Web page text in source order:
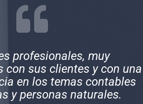
profesionales, muy
con sus clientes y con una
en los temas contables
y personas naturales.